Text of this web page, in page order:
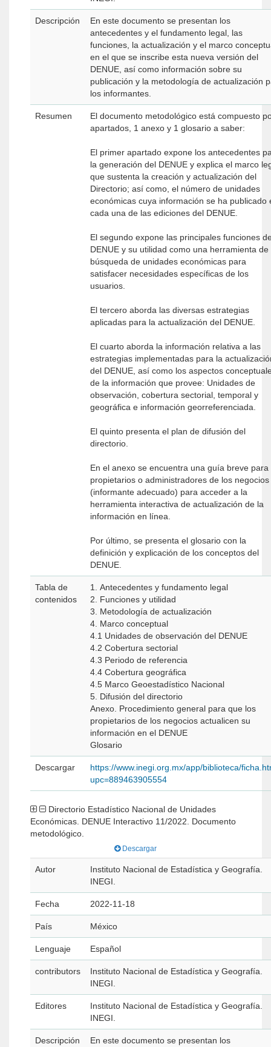
Descripción
En este documento se presentan los
antecedentes y el fundamento legal, las
funciones, la actualización y el marco
en el que se inscribe esta nueva versión del
DENUE, así como información sobre su
publicación y la metodología de actualización
los informantes.
Resumen
El documento metodológico está compuesto
apartados, 1 anexo y 1 glosario a saber:
El primer apartado expone los antecedentes
la generación del DENUE y explica el marco
que sustenta la creación y actualización del
Directorio; así como, el número de unidades
económicas cuya información se ha publicado
cada una de las ediciones del DENUE.
El segundo expone las principales funciones
DENUE y su utilidad como una herramienta de
búsqueda de unidades económicas para
satisfacer necesidades específicas de los
usuarios.
El tercero aborda las diversas estrategias
aplicadas para la actualización del DENUE.
El cuarto aborda la información relativa a las
estrategias implementadas para la
del DENUE, así como los aspectos
de la información que provee: Unidades de
observación, cobertura sectorial, temporal y
geográfica e información georreferenciada.
El quinto presenta el plan de difusión del
directorio.
En el anexo se encuentra una guía breve para
propietarios o administradores de los negocios
(informante adecuado) para acceder a la
herramienta interactiva de actualización de la
información en línea.
Por último, se presenta el glosario con la
definición y explicación de los conceptos del
DENUE.
Tabla de
contenidos
1. Antecedentes y fundamento legal
2. Funciones y utilidad
3. Metodología de actualización
4. Marco conceptual
4.1 Unidades de observación del DENUE
4.2 Cobertura sectorial
4.3 Periodo de referencia
4.4 Cobertura geográfica
4.5 Marco Geoestadístico Nacional
5. Difusión del directorio
Anexo. Procedimiento general para que los
propietarios de los negocios actualicen su
información en el DENUE
Glosario
Descargar
https://www.inegi.org.mx/app/biblioteca/
upc=889463905554
Económicas. DENUE Interactivo 11/2022. Documento
metodológico.
Descargar
Autor
Instituto Nacional de Estadística y Geografía.
INEGI.
Fecha 2022-11-18
País México
Lenguaje Español
contributors
Instituto Nacional de Estadística y Geografía.
INEGI.
Editores
Instituto Nacional de Estadística y Geografía.
INEGI.
Descripción
En este documento se presentan los